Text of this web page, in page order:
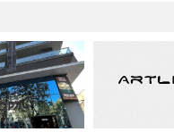
09:33 /